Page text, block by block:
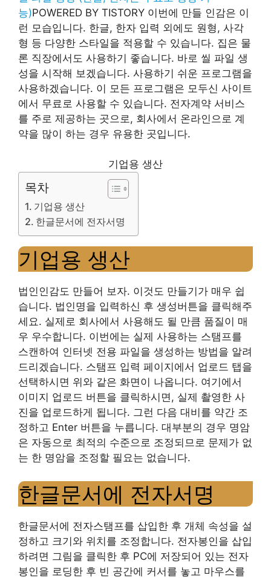
능)POWERED BY TISTORY 이번에 만들 인감은 이
런 모습입니다. 한글, 한자 입력 외에도 원형, 사각
형 등 다양한 스타일을 적용할 수 있습니다. 집은 물
론 직장에서도 사용하기 좋습니다. 바로 씰 파일 생
성을 시작해 보겠습니다. 사용하기 쉬운 프로그램을
사용하겠습니다. 이 모든 프로그램은 모두신 사이트
에서 무료로 사용할 수 있습니다. 전자계약 서비스
를 주로 제공하는 곳으로, 회사에서 온라인으로 계
약을 많이 하는 경우 유용한 곳입니다.
기업용 생산
목차
기업용 생산
한글문서에 전자서명
기업용 생산
법인인감도 만들어 보자. 이것도 만들기가 매우 쉽
습니다. 법인명을 입력하신 후 생성버튼을 클릭해주
세요. 실제로 회사에서 사용해도 될 만큼 품질이 매
우 우수합니다. 이번에는 실제 사용하는 스탬프를
스캔하여 인터넷 전용 파일을 생성하는 방법을 알려
드리겠습니다. 스탬프 입력 페이지에서 업로드 탭을
선택하시면 위와 같은 화면이 나옵니다. 여기에서
이미지 업로드 버튼을 클릭하시면, 실제 촬영한 사
진을 업로드하게 됩니다. 그런 다음 대비를 약간 조
정하고 Enter 버튼을 누릅니다. 대부분의 경우 명암
은 자동으로 최적의 수준으로 조정되므로 문제가 없
는 한 명암을 조정할 필요는 없습니다.
한글문서에 전자서명
한글문서에 전자스탬프를 삽입한 후 개체 속성을 설
정하고 크기와 위치를 조정합니다. 전자봉인을 삽입
하려면 그림을 클릭한 후 PC에 저장되어 있는 전자
봉인을 로딩한 후 빈 공간에 커서를 놓고 마우스를